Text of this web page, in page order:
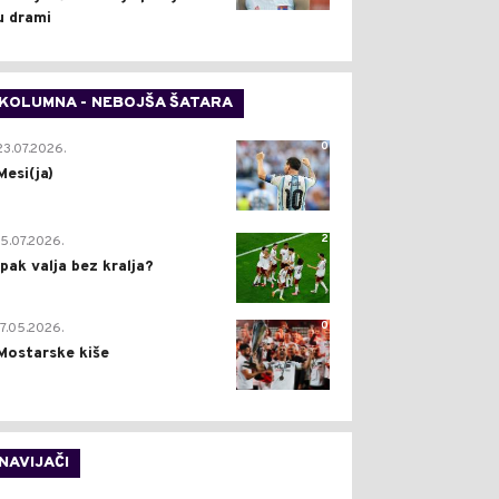
drami
- NEBOJŠA ŠATARA
0
2
valja bez kralja?
0
kiše